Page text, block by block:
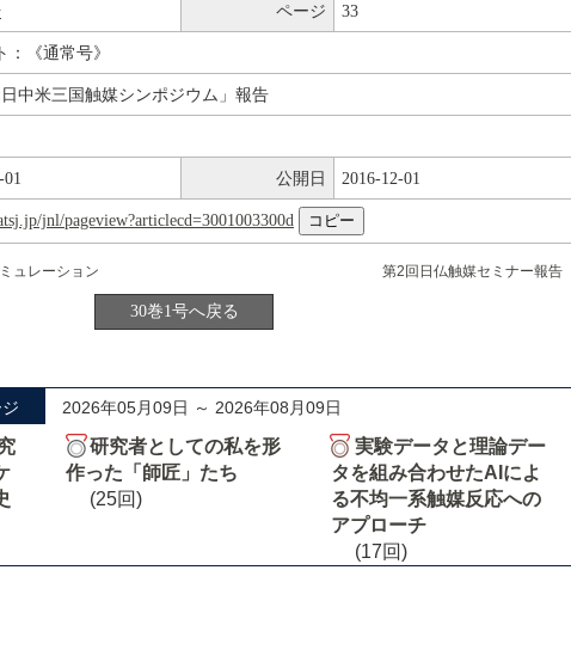
ページ 33
：《通常号》
日中米三国触媒シンポジウム」報告
公開日 2016-12-01
jnl/pageview?articlecd=3001003300d
第2回日仏触媒セミナー報告
ュレーション
30巻1号へ戻る
2026年05月09日 ～ 2026年08月09日
研究者としての私を形
作った「師匠」たち
(25回)
実験データと理論デー
タを組み合わせたAIによ
る不均一系触媒反応への
アプローチ
(17回)